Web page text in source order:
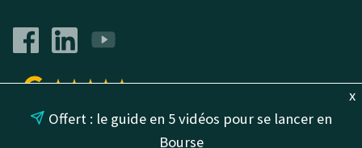
x
Offert : le guide en 5 vidéos pour se lancer en
Bourse
★★★★★164 reviews